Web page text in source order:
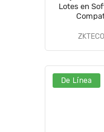
Lotes en
De Línea